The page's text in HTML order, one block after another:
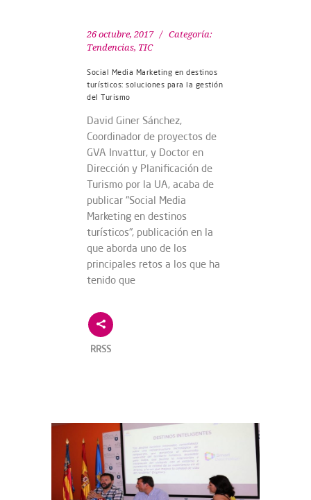
26 octubre, 2017
Categoría:
Tendencias, TIC
Social Media Marketing en destinos
turísticos: soluciones para la gestión
del Turismo
David Giner Sánchez,
Coordinador de proyectos de
GVA Invattur, y Doctor en
Dirección y Planificación de
Turismo por la UA, acaba de
publicar "Social Media
Marketing en destinos
turísticos", publicación en la
que aborda uno de los
principales retos a los que ha
tenido que
RRSS